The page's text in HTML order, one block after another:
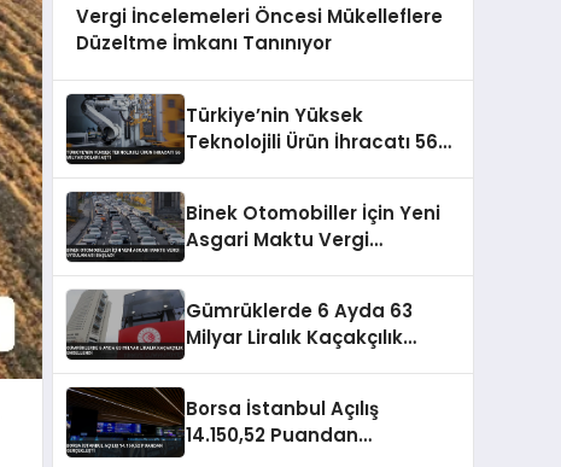
Vergi İncelemeleri Öncesi Mükelleflere
Düzeltme İmkanı Tanınıyor
Türkiye’nin Yüksek
Teknolojili Ürün İhracatı 56
Binek Otomobiller İçin Yeni
Asgari Maktu Vergi
Gümrüklerde 6 Ayda 63
Milyar Liralık Kaçakçılık
Borsa İstanbul Açılış
14.150,52 Puandan